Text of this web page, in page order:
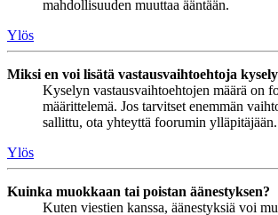
mahdollisuuden muuttaa ääntään.
Ylös
Miksi en voi lisätä vastausvaihtoehtoja
Kyselyn vastausvaihtoehtojen määrä on
määrittelemä. Jos tarvitset enemmän
sallittu, ota yhteyttä foorumin ylläpitäjään.
Ylös
Kuinka muokkaan tai poistan äänestyksen?
Kuten viestien kanssa, äänestyksiä voi